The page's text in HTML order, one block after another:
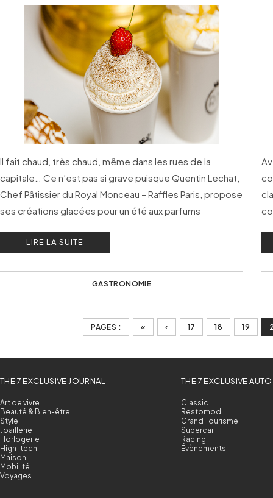
Il fait chaud, très chaud, même dans les rues de la
capitale… Ce n’est pas si grave puisque Quentin Lechat,
Chef Pâtissier du Royal Monceau – Raffles Paris, propose
ses créations glacées pour un été aux parfums
LIRE LA SUITE
GASTRONOMIE
PAGES : « ‹ 17 18 19
THE 7 EXCLUSIVE JOURNAL
Art de vivre
Beauté & Bien-être
Style
Joaillerie
Horlogerie
High-tech
Maison
Mobilité
Voyages
THE 7 EXCLUSIVE AUTO
Classic
Restomod
Grand Tourisme
Supercar
Racing
Évènements